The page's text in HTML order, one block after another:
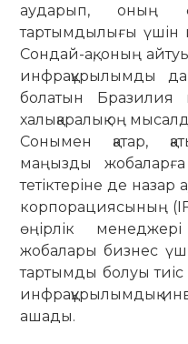
аударып, оның
тартымдылығы үшін
Сондай-ақ, оның
инфрақұрылымды
болатын Бразилия
халықаралық оң
Сонымен қатар,
маңызды
тетіктеріне де назар
корпорациясының
өңірлік
жобалары бизнес
тартымды болуы тиіс
инфрақұрылымдық
ашады.